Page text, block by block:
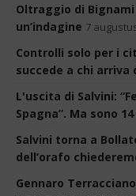
Oltraggio di
un’indagine 7
Controlli solo per i
succede a chi arriva
L'uscita di Salvini:
Spagna”. Ma sono
Salvini torna a
dell’orafo
Gennaro